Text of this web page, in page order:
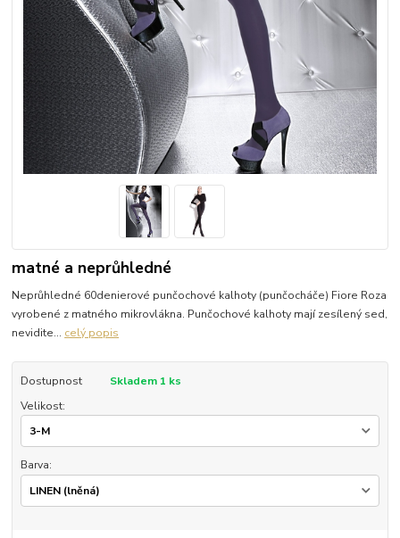
matné a neprůhledné
Neprůhledné 60denierové punčochové kalhoty (punčocháče) Fiore Roza
vyrobené z matného mikrovlákna. Punčochové kalhoty mají zesílený sed,
nevidite... celý popis
Dostupnost
Skladem 1 ks
Velikost:
Barva: